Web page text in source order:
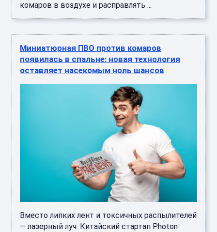
комаров в воздухе и расправлять ...
Миниатюрная ПВО против комаров
появилась в спальне: новая технология
оставляет насекомым ноль шансов
Вместо липких лент и токсичных распылителей
— лазерный луч. Китайский стартап Photon